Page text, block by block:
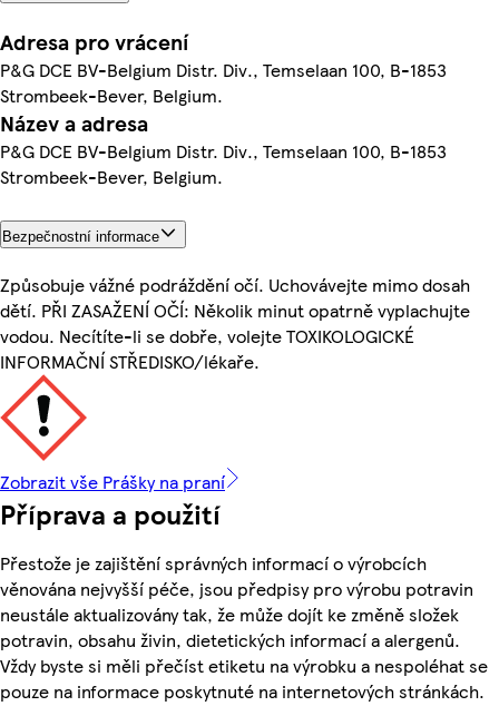
Adresa pro vrácení
P&G DCE BV-Belgium Distr. Div., Temselaan 100, B-1853
Strombeek-Bever, Belgium.
Název a adresa
P&G DCE BV-Belgium Distr. Div., Temselaan 100, B-1853
Strombeek-Bever, Belgium.
Bezpečnostní informace
Způsobuje vážné podráždění očí. Uchovávejte mimo dosah
dětí. PŘI ZASAŽENÍ OČÍ: Několik minut opatrně vyplachujte
vodou. Necítíte-li se dobře, volejte TOXIKOLOGICKÉ
INFORMAČNÍ STŘEDISKO/lékaře.
Zobrazit vše Prášky na praní
Příprava a použití
Přestože je zajištění správných informací o výrobcích
věnována nejvyšší péče, jsou předpisy pro výrobu potravin
neustále aktualizovány tak, že může dojít ke změně složek
potravin, obsahu živin, dietetických informací a alergenů.
Vždy byste si měli přečíst etiketu na výrobku a nespoléhat se
pouze na informace poskytnuté na internetových stránkách.